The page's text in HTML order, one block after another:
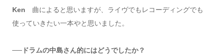
Ken 曲によると思いますが、ライヴでもレコーディングでも
使っていきたい一本やと思いました。
──ドラムの中島さん的にはどうでしたか？